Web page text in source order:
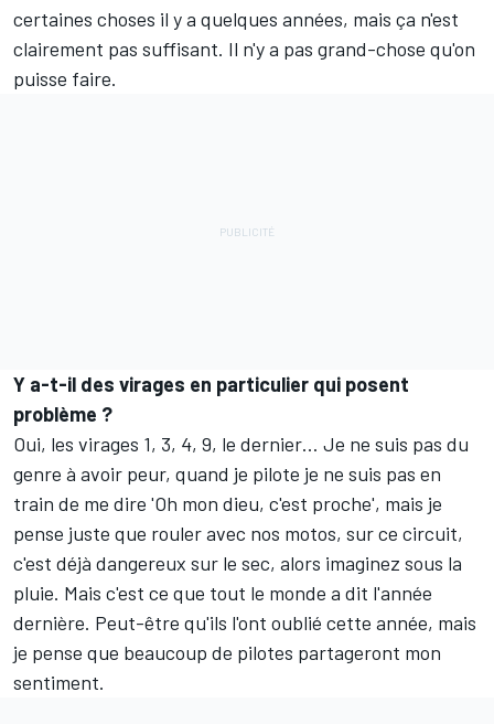
certaines choses il y a quelques années, mais ça n'est
clairement pas suffisant. Il n'y a pas grand-chose qu'on
puisse faire.
Y a-t-il des virages en particulier qui posent
problème ?
Oui, les virages 1, 3, 4, 9, le dernier… Je ne suis pas du
genre à avoir peur, quand je pilote je ne suis pas en
train de me dire 'Oh mon dieu, c'est proche', mais je
pense juste que rouler avec nos motos, sur ce circuit,
c'est déjà dangereux sur le sec, alors imaginez sous la
pluie. Mais c'est ce que tout le monde a dit l'année
dernière. Peut-être qu'ils l'ont oublié cette année, mais
je pense que beaucoup de pilotes partageront mon
sentiment.